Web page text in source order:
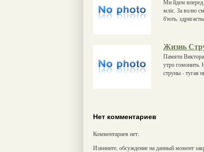
Ми йдем вперед.
мліє. За волю
б'ють,
Жизнь
Памяти
утро гомонить.
струны - тугая
Нет комментариев
Комментариев нет.
Извините, обсуждение на данный момент